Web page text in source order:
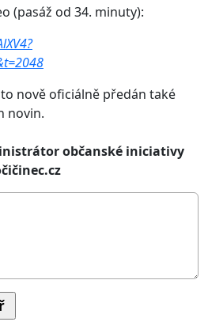
(pasáž od 34. minuty):
nově oficiálně předán také
novin.
občanské iniciativy